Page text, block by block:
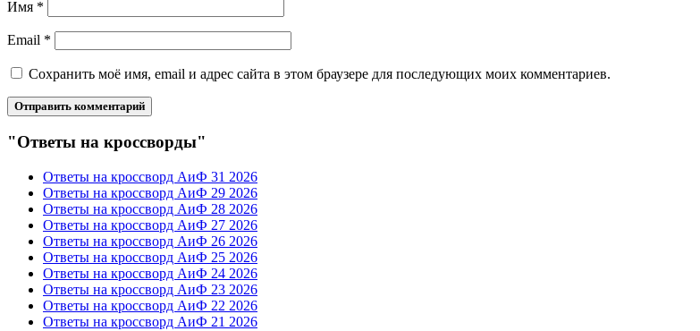
Имя *
Email *
Сохранить моё имя, email и адрес сайта в этом браузере для последующих моих комментариев.
"Ответы на кроссворды"
Ответы на кроссворд АиФ 31 2026
Ответы на кроссворд АиФ 29 2026
Ответы на кроссворд АиФ 28 2026
Ответы на кроссворд АиФ 27 2026
Ответы на кроссворд АиФ 26 2026
Ответы на кроссворд АиФ 25 2026
Ответы на кроссворд АиФ 24 2026
Ответы на кроссворд АиФ 23 2026
Ответы на кроссворд АиФ 22 2026
Ответы на кроссворд АиФ 21 2026